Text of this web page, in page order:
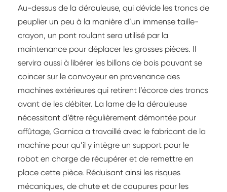
Au-dessus de la dérouleuse, qui dévide les troncs de
peuplier un peu à la manière d’un immense taille-
crayon, un pont roulant sera utilisé par la
maintenance pour déplacer les grosses pièces. Il
servira aussi à libérer les billons de bois pouvant se
coincer sur le convoyeur en provenance des
machines extérieures qui retirent l’écorce des troncs
avant de les débiter. La lame de la dérouleuse
nécessitant d’être régulièrement démontée pour
affûtage, Garnica a travaillé avec le fabricant de la
machine pour qu’il y intègre un support pour le
robot en charge de récupérer et de remettre en
place cette pièce. Réduisant ainsi les risques
mécaniques, de chute et de coupures pour les